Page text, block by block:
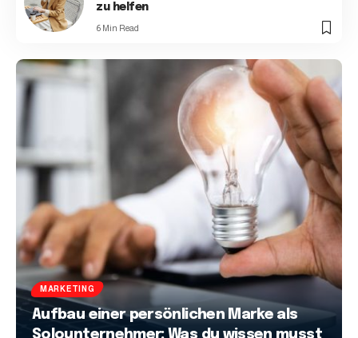
zu helfen
6 Min Read
MARKETING
Aufbau einer persönlichen Marke als
Solounternehmer: Was du wissen musst